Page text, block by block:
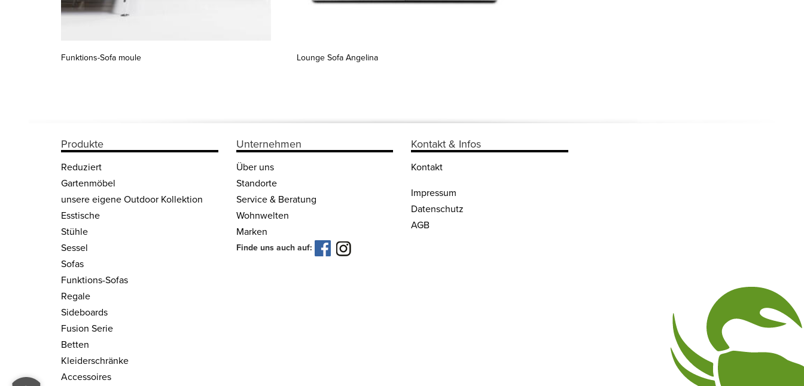
Funktions-Sofa moule Lounge Sofa Angelina
Produkte
Reduziert
Gartenmöbel
unsere eigene Outdoor Kollektion
Esstische
Stühle
Sessel
Sofas
Funktions-Sofas
Regale
Side­boards
Fusion Serie
Betten
Kleider­schränke
Acces­soires
Unternehmen
Über uns
Standorte
Service & Beratung
Wohnwelten
Marken
Finde uns auch auf:
Kontakt & Infos
Kontakt
Impressum
Datenschutz
AGB